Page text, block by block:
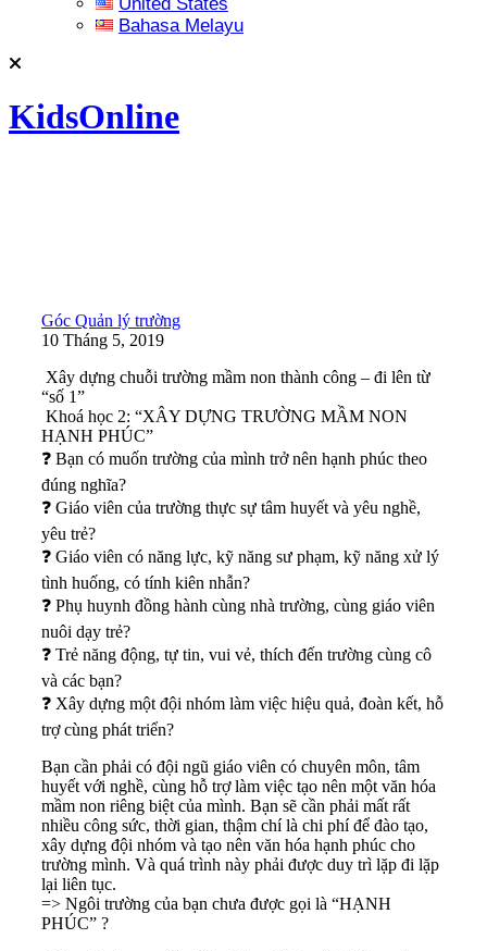
Bahasa Melayu
KidsOnline
Góc Quản lý trường
10 Tháng 5, 2019
Xây dựng chuỗi trường mầm non thành công – đi lên từ
“số 1”
Khoá học 2: “XÂY DỰNG TRƯỜNG MẦM NON
HẠNH PHÚC”
❓ Bạn có muốn trường của mình trở nên hạnh phúc theo
đúng nghĩa?
❓ Giáo viên của trường thực sự tâm huyết và yêu nghề,
yêu trẻ?
❓ Giáo viên có năng lực, kỹ năng sư phạm, kỹ năng xử lý
tình huống, có tính kiên nhẫn?
❓ Phụ huynh đồng hành cùng nhà trường, cùng giáo viên
nuôi dạy trẻ?
❓ Trẻ năng động, tự tin, vui vẻ, thích đến trường cùng cô
và các bạn?
❓ Xây dựng một đội nhóm làm việc hiệu quả, đoàn kết, hỗ
trợ cùng phát triển?
Bạn cần phải có đội ngũ giáo viên có chuyên môn, tâm
huyết với nghề, cùng hỗ trợ làm việc tạo nên một văn hóa
mầm non riêng biệt của mình. Bạn sẽ cần phải mất rất
nhiều công sức, thời gian, thậm chí là chi phí để đào tạo,
xây dựng đội nhóm và tạo nên văn hóa hạnh phúc cho
trường mình. Và quá trình này phải được duy trì lặp đi lặp
lại liên tục.
=> Ngôi trường của bạn chưa được gọi là “HẠNH
PHÚC” ?